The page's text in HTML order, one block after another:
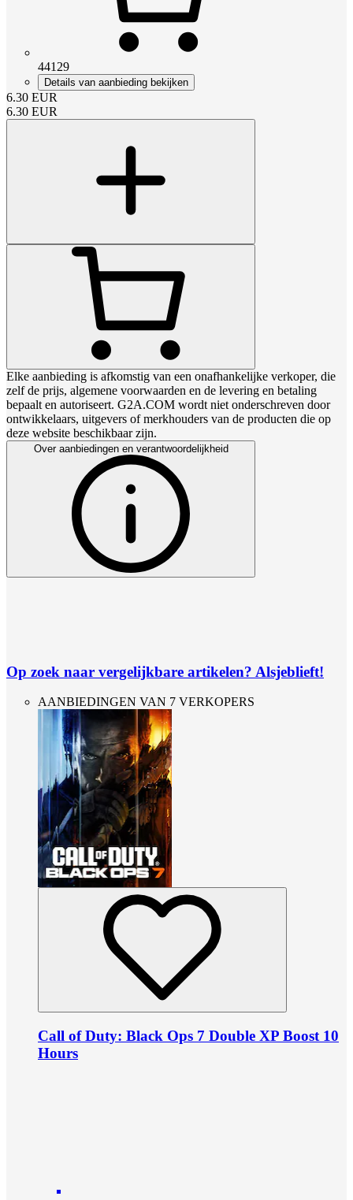
44129
Details van aanbieding bekijken
6.30 EUR
6.30 EUR
Elke aanbieding is afkomstig van een onafhankelijke verkoper, die
zelf de prijs, algemene voorwaarden en de levering en betaling
bepaalt en autoriseert. G2A.COM wordt niet onderschreven door
ontwikkelaars, uitgevers of merkhouders van de producten die op
deze website beschikbaar zijn.
Over aanbiedingen en verantwoordelijkheid
Op zoek naar vergelijkbare artikelen? Alsjeblieft!
AANBIEDINGEN VAN 7 VERKOPERS
Call of Duty: Black Ops 7 Double XP Boost 10
Hours